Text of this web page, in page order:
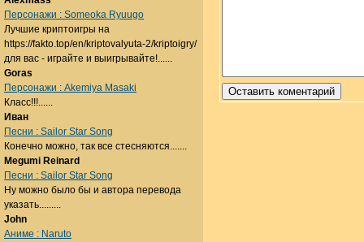
Персонажи : Someoka Ryuugo
Лучшие криптоигры на
https://fakto.top/en/kriptovalyuta-2/kriptoigry/
для вас - играйте и выигрывайте!......
Goras
Персонажи : Akemiya Masaki
Класс!!!......
Иван
Песни : Sailor Star Song
Конечно можно, так все стесняются.......
Megumi Reinard
Песни : Sailor Star Song
Ну можно было бы и автора перевода
указать.........
John
Аниме : Naruto